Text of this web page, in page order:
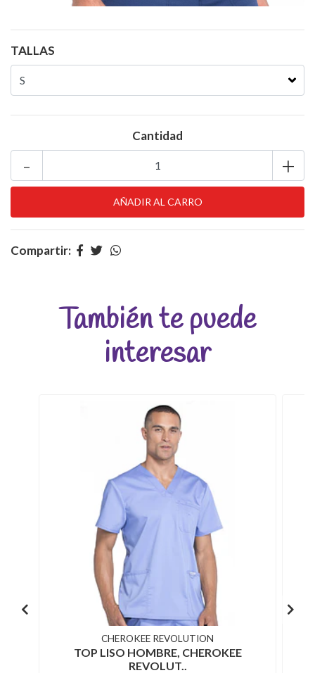
TALLAS
Cantidad
+
-
Compartir:
También te puede
interesar
CHEROKEE REVOLUTION
TOP LISO HOMBRE, CHEROKEE
REVOLUT..